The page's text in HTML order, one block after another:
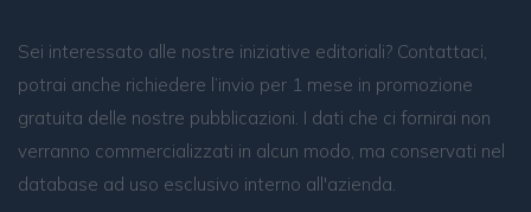
Sei interessato alle nostre iniziative editoriali? Contattaci,
potrai anche richiedere l’invio per 1 mese in promozione
gratuita delle nostre pubblicazioni. I dati che ci fornirai non
verranno commercializzati in alcun modo, ma conservati nel
database ad uso esclusivo interno all'azienda.